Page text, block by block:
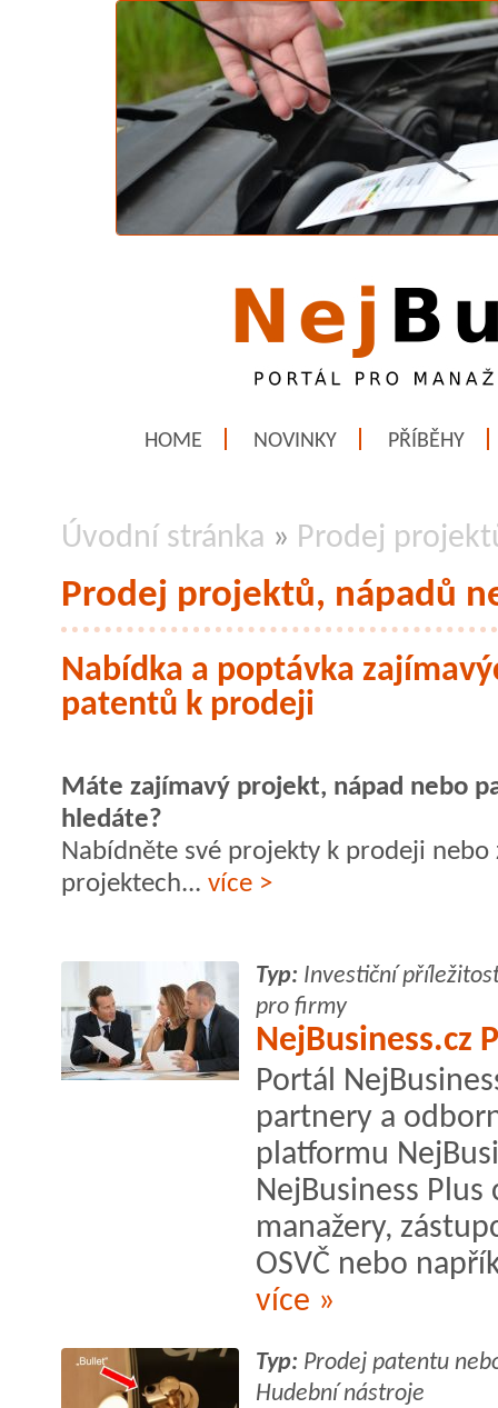
HOME NOVINKY PŘÍBĚHY
Úvodní stránka » Prodej
Prodej projektů, nápadů
Nabídka a poptávka
patentů k prodeji
Máte zajímavý projekt, nápad nebo
hledáte?
Nabídněte své projekty k prodeji
projektech... více >
Typ: Investiční
pro firmy
NejBusiness.cz
Portál
partnery a
platformu
NejBusiness
manažery,
OSVČ nebo
více »
Typ: Prodej patentu
Hudební nástroje